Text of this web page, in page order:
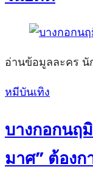
อ่านข้อมูลละคร นั
Posted
หมีบันเทิง
บางกอกนฤ
มาศ” ต้อง